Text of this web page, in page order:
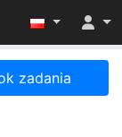
zadania